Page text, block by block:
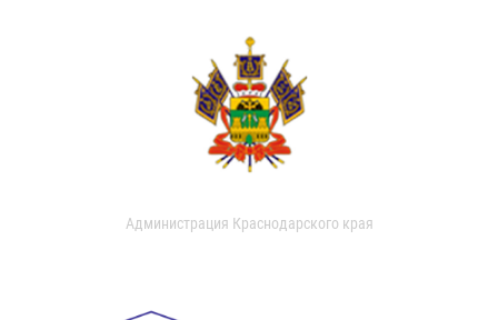
Администрация Краснодарского края